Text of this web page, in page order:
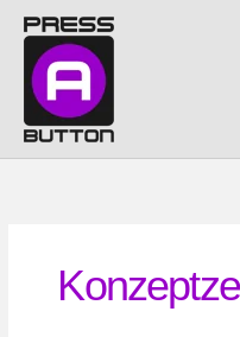
Inhalt
springen